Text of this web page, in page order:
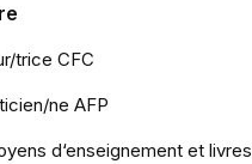
trice CFC
ne AFP
d‘enseignement et livres